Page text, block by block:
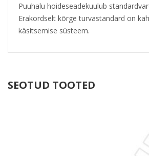
Puuhalu hoideseadekuulub
Erakordselt kõrge turvastandard on
käsitsemise süsteem.
SEOTUD TOOTED